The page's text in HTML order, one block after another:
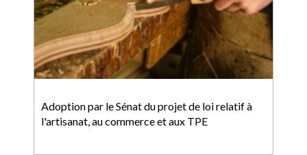
Adoption par le Sénat du projet de loi relatif à
l'artisanat, au commerce et aux TPE